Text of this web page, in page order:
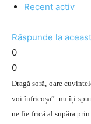
Recent activ
Răspunde la
0
0
Dragă soră, oare
voi înfricoșa”. nu îți
ne fie frică al supăra